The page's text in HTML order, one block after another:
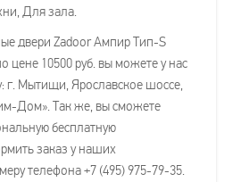
Для зала.
двери Zadoor Ампир Тип-S
цене 10500 руб. вы можете у нас
г. Мытищи, Ярославское шоссе,
Дом». Так же, вы сможете
бесплатную
заказ у наших
телефона +7 (495) 975-79-35.